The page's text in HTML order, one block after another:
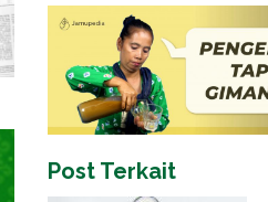
Post Terkait